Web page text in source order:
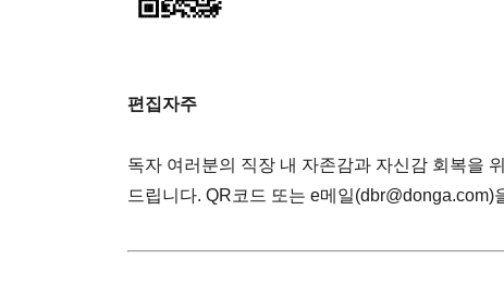
편집자주
독자 여러분의 직장 내 자존감과 자신감 회복을
드립니다. QR코드 또는 e메일(dbr@donga.com)